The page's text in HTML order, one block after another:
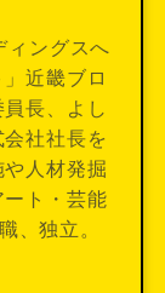
ィングスへ
近畿ブロ
長、よし
社社長を
人材発掘
ト・芸能
、独立。